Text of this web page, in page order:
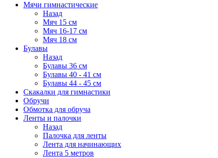
Мячи гимнастические
Назад
Мяч 15 см
Мяч 16-17 см
Мяч 18 см
Булавы
Назад
Булавы 36 см
Булавы 40 - 41 см
Булавы 44 - 45 см
Скакалки для гимнастики
Обручи
Обмотка для обруча
Ленты и палочки
Назад
Палочка для ленты
Лента для начинающих
Лента 5 метров